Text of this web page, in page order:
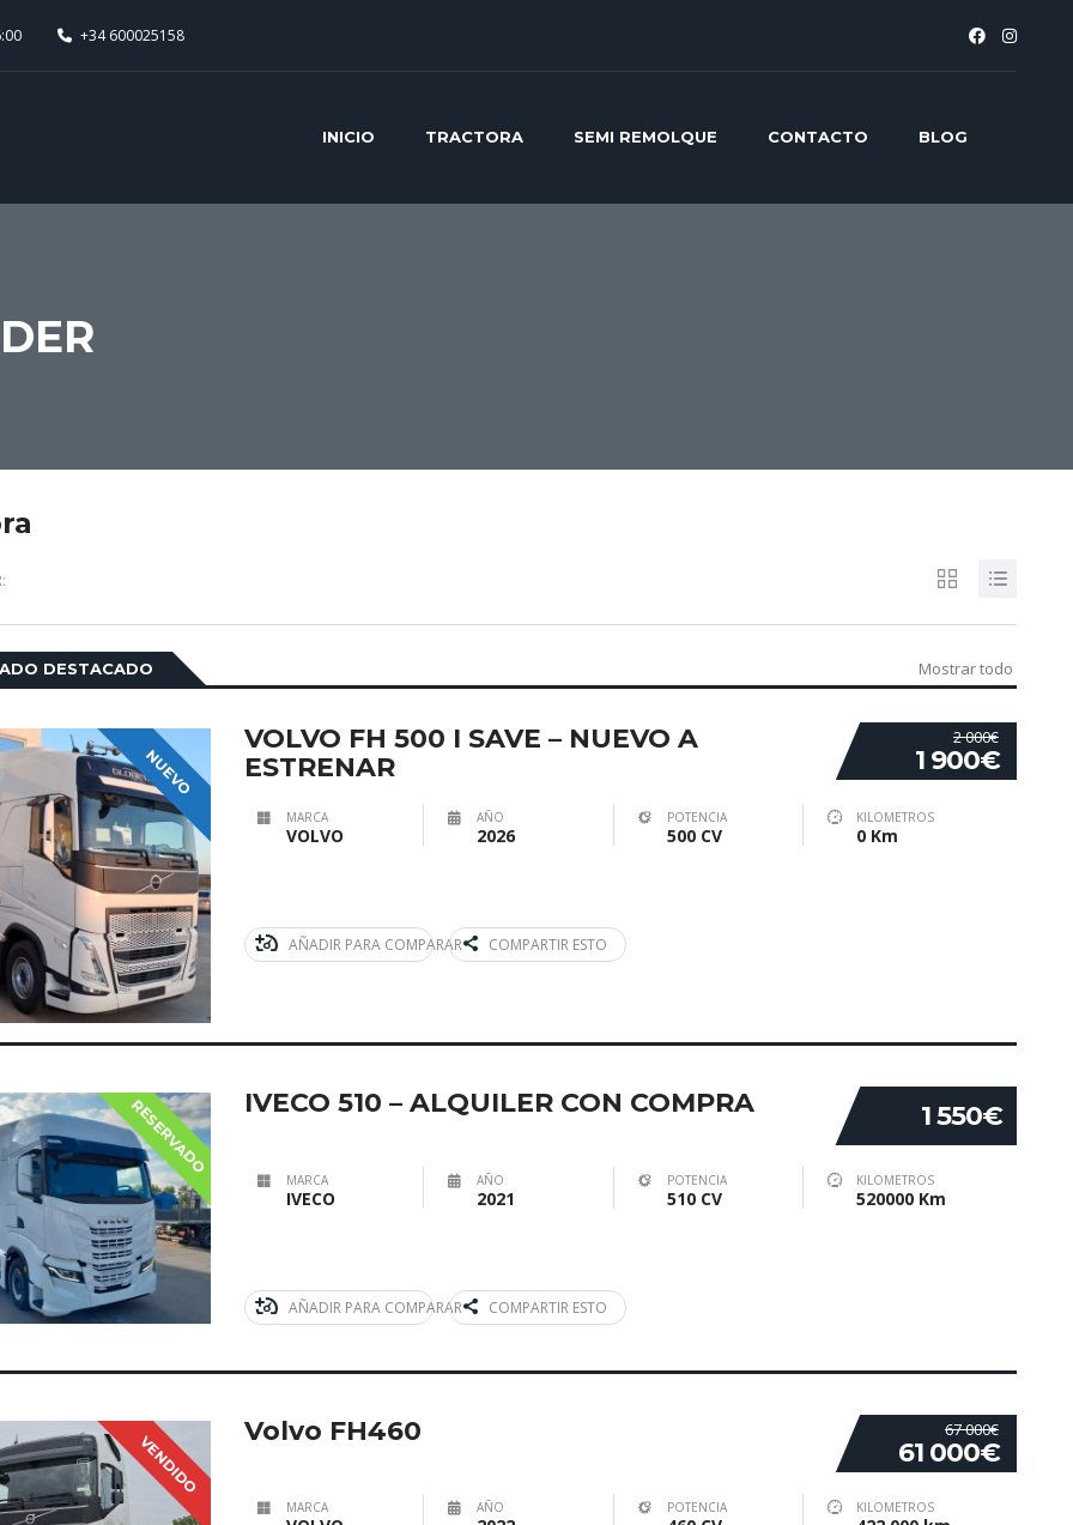
+34 600025158
INICIO TRACTORA SEMI REMOLQUE CONTACTO BLOG
DESTACADO Mostrar todo
NUEVO
2 000€
1 900€
VOLVO FH 500 I SAVE – NUEVO A
ESTRENAR
MARCA
VOLVO
AÑO
2026
POTENCIA
500 CV
KILOMETROS
0 Km
AÑADIR PARA COMPARAR COMPARTIR ESTO
RESERVADO 1 550€
IVECO 510 – ALQUILER CON COMPRA
MARCA
IVECO
AÑO
2021
POTENCIA
510 CV
KILOMETROS
520000 Km
AÑADIR PARA COMPARAR COMPARTIR ESTO
VENDIDO
67 000€
61 000€
Volvo FH460
MARCA AÑO POTENCIA KILOMETROS